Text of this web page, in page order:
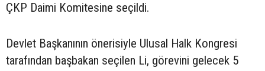
ÇKP Daimi Komitesine seçildi.
Devlet Başkanının önerisiyle Ulusal Halk Kongresi
tarafından başbakan seçilen Li, görevini gelecek 5